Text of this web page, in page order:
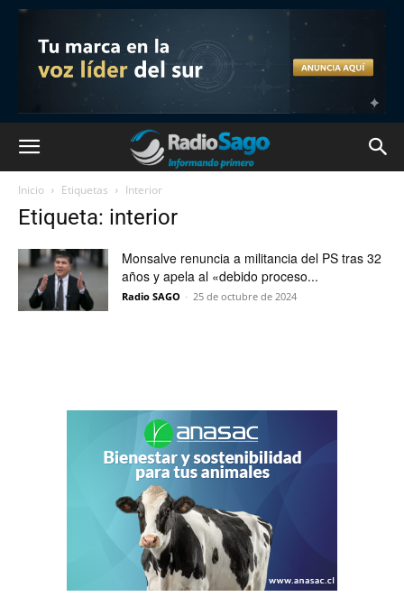
Inicio Etiquetas Interior
Etiqueta: interior
Monsalve renuncia a militancia del PS tras 32
años y apela al «debido proceso...
Radio SAGO - 25 de octubre de 2024